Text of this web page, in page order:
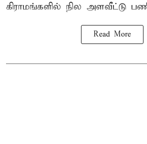
கிராமங்களில் நில அளவீட்டு
Read More